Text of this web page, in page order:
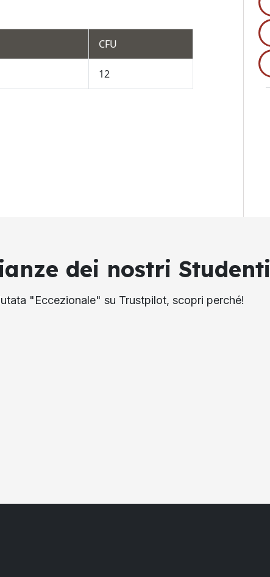
CFU
12
dei nostri Studenti
"Eccezionale" su Trustpilot, scopri perché!